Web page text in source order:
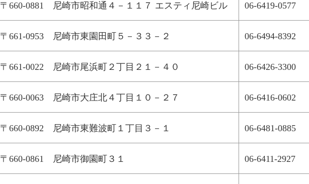
〒660-0881 尼崎市昭和通４－１１７ エスティ尼崎ビル 06-6419-0577
〒661-0953 尼崎市東園田町５－３３－２ 06-6494-8392
〒661-0022 尼崎市尾浜町２丁目２１－４０ 06-6426-3300
〒660-0063 尼崎市大庄北４丁目１０－２７ 06-6416-0602
〒660-0892 尼崎市東難波町１丁目３－１ 06-6481-0885
〒660-0861 尼崎市御園町３１ 06-6411-2927